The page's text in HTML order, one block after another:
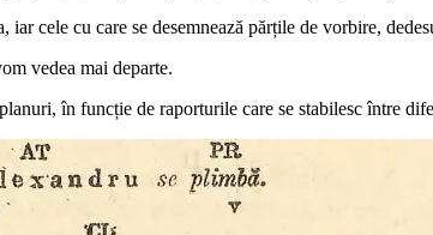
cele cu care se desemnează părțile de vorbire,
vedea mai departe.
în funcție de raporturile care se stabilesc între